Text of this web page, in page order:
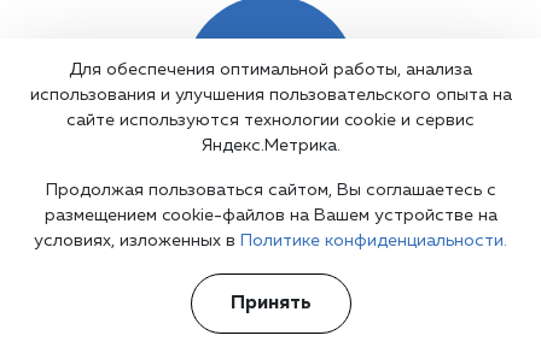
Вызвать
врача
Кейс об услуге
Пациент обратился с жалобами на
повторяющиеся судорожные приступы.
Для обеспечения оптимальной работы, анализа
использования и улучшения пользовательского опыта на
сайте используются технологии cookie и сервис
Яндекс.Метрика.
Продолжая пользоваться сайтом, Вы соглашаетесь с
размещением cookie-файлов на Вашем устройстве на
условиях, изложенных в
Политике конфиденциальности.
Принять